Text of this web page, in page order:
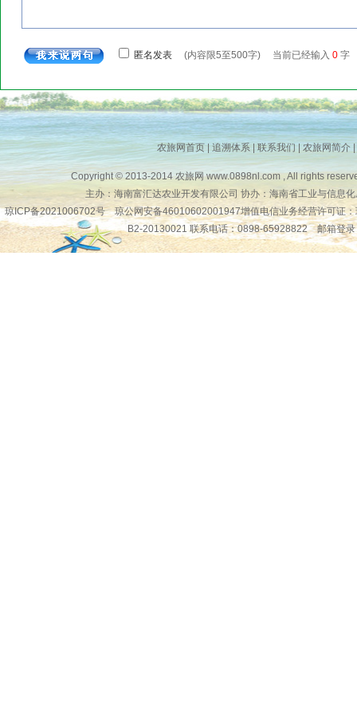
农旅网首页| 追溯体系 联系我们 农旅网简介
Copyright © 2013-2014农旅网www.0898nl.com , All rights
主办：海南富汇达农业开发有限公司 协办：海南省工业与信息
琼ICP备2021006702号琼公网安备46010602001947增值电信业务经营许可证：
B2-20130021 联系电话：0898-65928822邮箱登录